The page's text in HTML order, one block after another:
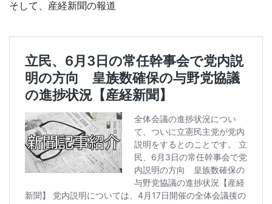
そして、産経新聞の報道